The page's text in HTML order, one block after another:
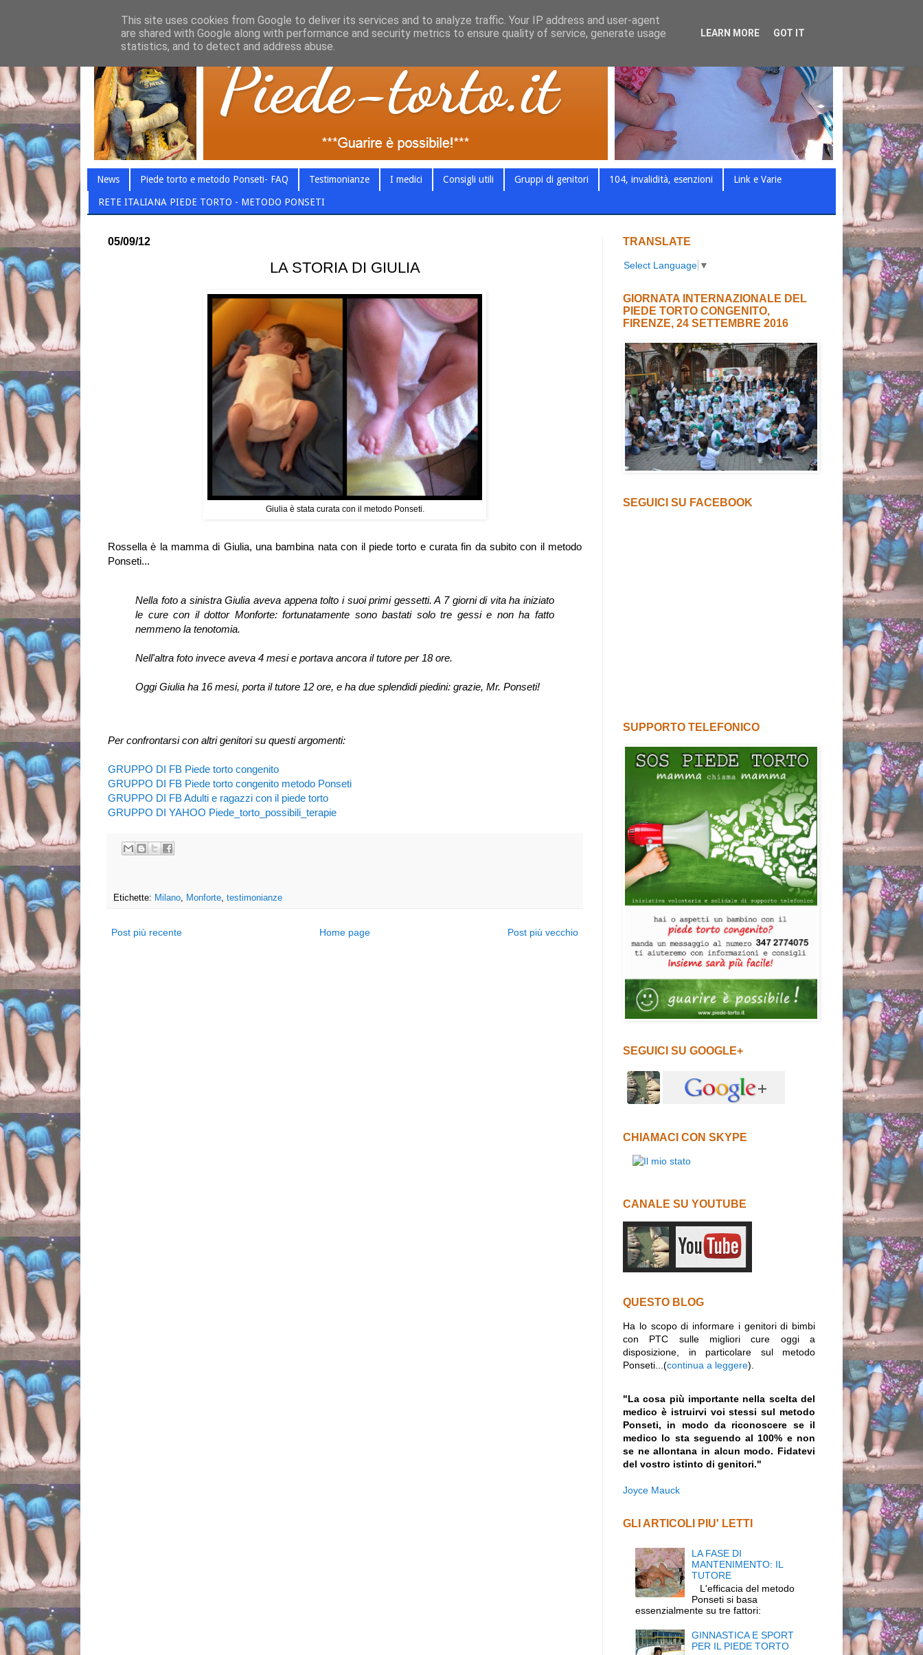
News Piede torto e metodo Ponseti- FAQ Testimonianze I medici Consigli utili Gruppi di genitori 104, invalidità, esenzioni Link e Varie
RETE ITALIANA PIEDE TORTO - METODO PONSETI
05/09/12
LA STORIA DI GIULIA
Giulia è stata curata con il metodo Ponseti.
Rossella è la mamma di Giulia, una bambina nata con il piede torto e curata fin da subito con il metodo
Ponseti...
Nella foto a sinistra Giulia aveva appena tolto i suoi primi gessetti. A 7 giorni di vita ha iniziato
le cure con il dottor Monforte: fortunatamente sono bastati solo tre gessi e non ha fatto
nemmeno la tenotomia.
Nell'altra foto invece aveva 4 mesi e portava ancora il tutore per 18 ore.
Oggi Giulia ha 16 mesi, porta il tutore 12 ore, e ha due splendidi piedini: grazie, Mr. Ponseti!
Per confrontarsi con altri genitori su questi argomenti:
GRUPPO DI FB Piede torto congenito
GRUPPO DI FB Piede torto congenito metodo Ponseti
GRUPPO DI FB Adulti e ragazzi con il piede torto
GRUPPO DI YAHOO Piede_torto_possibili_terapie
Etichette: Milano Monforte testimonianze
Post più recente Post più vecchio
Home page
TRANSLATE
Select Language ▼
GIORNATA INTERNAZIONALE DEL
PIEDE TORTO CONGENITO,
FIRENZE, 24 SETTEMBRE 2016
SEGUICI SU FACEBOOK
SUPPORTO TELEFONICO
SEGUICI SU GOOGLE+
CHIAMACI CON SKYPE
CANALE SU YOUTUBE
QUESTO BLOG
Ha lo scopo di informare i genitori di bimbi
con PTC sulle migliori cure oggi a
disposizione, in particolare sul metodo
Ponseti...(continua a leggere).
"La cosa più importante nella scelta del
medico è istruirvi voi stessi sul metodo
Ponseti, in modo da riconoscere se il
medico lo sta seguendo al 100% e non
se ne allontana in alcun modo. Fidatevi
del vostro istinto di genitori."
Joyce Mauck
GLI ARTICOLI PIU' LETTI
LA FASE DI
MANTENIMENTO: IL
TUTORE
L'efficacia del metodo
Ponseti si basa
essenzialmente su tre fattori:
GINNASTICA E SPORT
PER IL PIEDE TORTO
This site uses cookies from Google to deliver its services and to analyze traffic. Your IP address and user-agent
are shared with Google along with performance and security metrics to ensure quality of service, generate usage
statistics, and to detect and address abuse.
LEARN MORE GOT IT